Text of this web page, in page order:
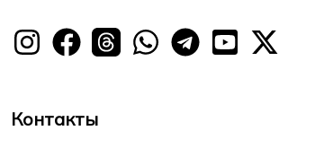
Контакты